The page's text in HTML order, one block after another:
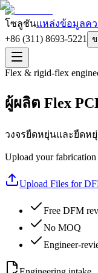
โซลูชันแหล่งข้อมูลค
+86 (311) 8693-5221
ข
Flex & rigid-flex
ผู้ผลิต Flex
วงจรยืดหยุ่นและยืดห
Upload your fabrication
Upload Files for
Free DFM
No MOQ
Engineer-